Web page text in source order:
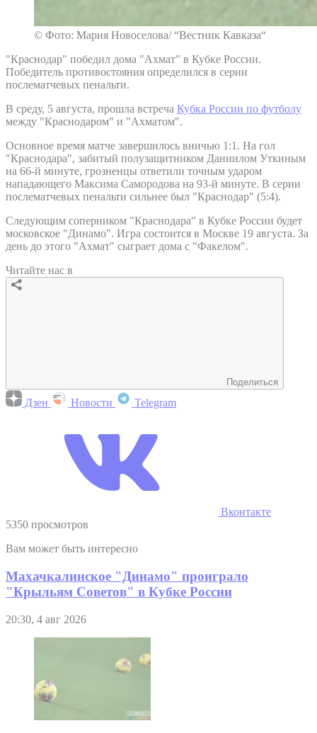
© Фото: Мария Новоселова/ “Вестник Кавказа“
"Краснодар" победил дома "Ахмат" в Кубке России.
Победитель противостояния определился в серии
послематчевых пенальти.
В среду, 5 августа, прошла встреча Кубка России по футболу
между "Краснодаром" и "Ахматом".
Основное время матче завершилось вничью 1:1. На гол
"Краснодара", забитый полузащитником Даниилом Уткиным
на 66-й минуте, грозненцы ответили точным ударом
нападающего Максима Самородова на 93-й минуте. В серии
послематчевых пенальти сильнее был "Краснодар" (5:4).
Следующим соперником "Краснодара" в Кубке России будет
московское "Динамо". Игра состоится в Москве 19 августа. За
день до этого "Ахмат" сыграет дома с "Факелом".
Читайте нас в
Поделиться
Дзен Новости Telegram
Вконтакте
5350 просмотров
Вам может быть интересно
Махачкалинское "Динамо" проиграло
"Крыльям Советов" в Кубке России
20:30, 4 авг 2026